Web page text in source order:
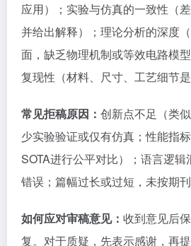
应用）；实验与仿真的一致性（
并给出解释）；理论分析的深度
面，缺乏物理机制或等效电路模
复现性（材料、尺寸、工艺细节是
常见拒稿原因： 创新点不足（类
少实验验证或仅有仿真；性能指
SOTA进行公平对比）；语言逻
错误；篇幅过长或过短，未按期刊
如何应对审稿意见： 收到意见后
复。对于质疑，先表示感谢，再